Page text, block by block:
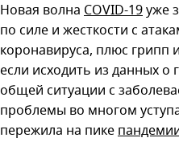
Новая волна COVID-19уже
по силе и жесткости с
коронавируса, плюс
если исходить из данных о
общей ситуации с
проблемы во многом
пережила на пике